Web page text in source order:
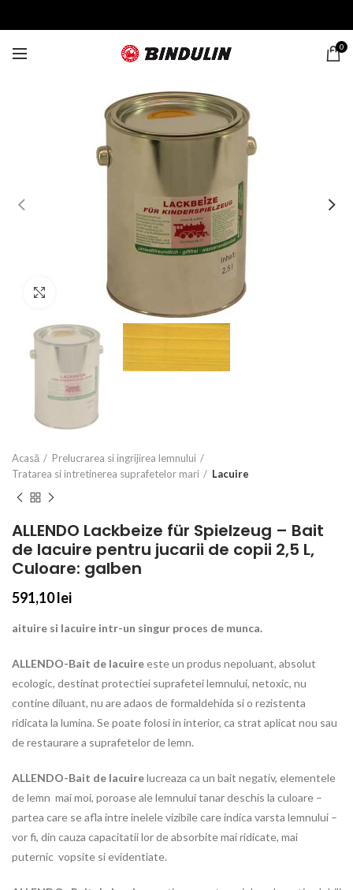
0
Click to enlarge
Acasă
Prelucrarea si ingrijirea lemnului
Tratarea si intretinerea suprafetelor mari
Lacuire
ALLENDO Lackbeize für Spielzeug – Bait
de lacuire pentru jucarii de copii 2,5 L,
Culoare: galben
591,10lei
aituire si lacuire intr-un singur proces de munca.
ALLENDO-Bait de lacuireeste un produs nepoluant, absolut
ecologic, destinat protectiei suprafetei lemnului, netoxic, nu
contine diluant, nu are adaos de formaldehida si o rezistenta
ridicata la lumina. Se poate folosi in interior, ca strat aplicat nou sau
de restaurare a suprafetelor de lemn.
ALLENDO-Bait de lacuirelucreaza ca un bait negativ, elementele
de lemn mai moi, poroase ale lemnului tanar deschis la culoare –
partea care se afla intre inelele vizibile care indica varsta lemnului –
vor fi, din cauza capacitatii lor de absorbite mai ridicate, mai
puternic vopsite si evidentiate.